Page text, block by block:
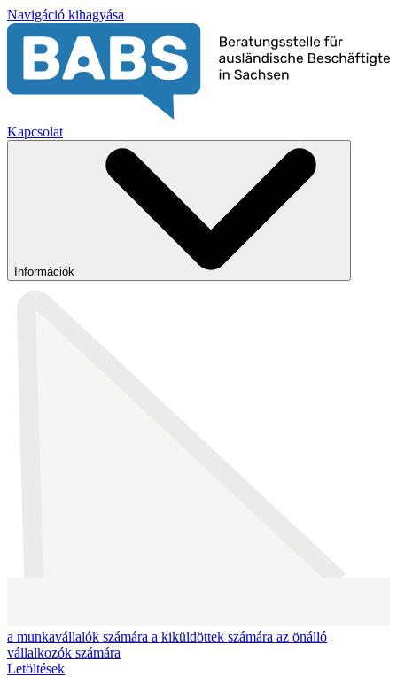
Navigáció kihagyása
Kapcsolat
Információk
a munkavállalók számára a kiküldöttek számára az önálló
vállalkozók számára
Letöltések